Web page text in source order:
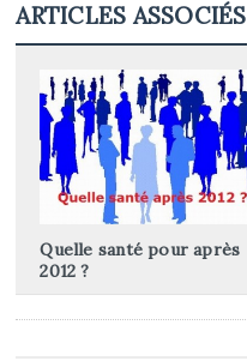
ARTICLES ASSOCIÉS
Quelle santé pour après
2012 ?